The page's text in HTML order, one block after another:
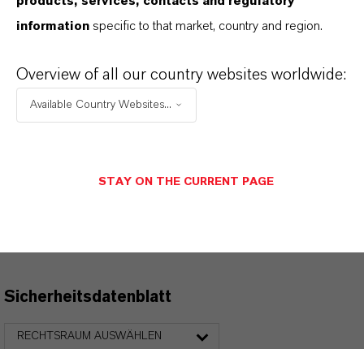
PRODUKTDATENBLÄTTER
heruntergeladen werden.
Nach Auswahl des Dropdowns erscheint ein
Technisches Datenblatt
Sicherheitsdatenblatt
RECHTSRAUM AUSWÄHLEN
information specific to that market, country and region.
Overview of all our country websites worldwide:
Available Country Websites...
STAY ON THE CURRENT PAGE